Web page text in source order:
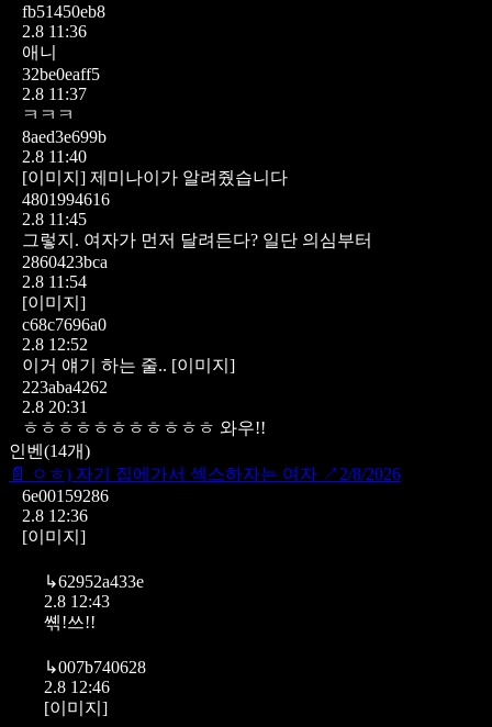
fb51450eb8
2.8 11:36
애니
32be0eaff5
2.8 11:37
ㅋㅋㅋ
8aed3e699b
2.8 11:40
[이미지] 제미나이가 알려줬습니다
4801994616
2.8 11:45
그렇지. 여자가 먼저 달려든다? 일단 의심부터
2860423bca
2.8 11:54
[이미지]
c68c7696a0
2.8 12:52
이거 얘기 하는 줄.. [이미지]
223aba4262
2.8 20:31
ㅎㅎㅎㅎㅎㅎㅎㅎㅎㅎㅎ 와우!!
인벤 (14개)
📄
ㅇㅎ) 자기 집에가서 섹스하자는 여자 ↗ 2/8/2026
6e00159286
2.8 12:36
[이미지]
↳62952a433e
2.8 12:43
쎾!쓰!!
↳007b740628
2.8 12:46
[이미지]